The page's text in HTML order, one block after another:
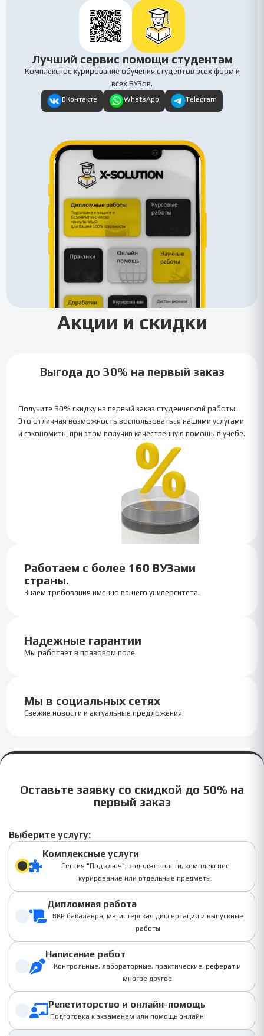
Лучший сервис помощи студентам
Комплексное курирование обучения студентов всех форм и
всех ВУЗов.
ВКонтакте WhatsApp Telegram
Акции и скидки
Выгода до 30% на первый заказ
Получите 30% скидку на первый заказ студенческой работы.
Это отличная возможность воспользоваться нашими услугами
и сэкономить, при этом получив качественную помощь в учебе.
Работаем с более 160 ВУЗами
страны.
Знаем требования именно вашего университета.
Надежные гарантии
Мы работает в правовом поле.
Мы в социальных сетях
Свежие новости и актуальные предложения.
Оставьте заявку со скидкой до 50% на
первый заказ
Выберите услугу:
Комплексные услуги
Сессия "Под ключ", задолженности, комплексное
курирование или отдельные предметы.
Дипломная работа
ВКР бакалавра, магистерская диссертация и выпускные
работы
Написание работ
Контрольные, лабораторные, практические, реферат и
многое другое
Репетиторство и онлайн-помощь
Подготовка к экзаменам или помощь онлайн